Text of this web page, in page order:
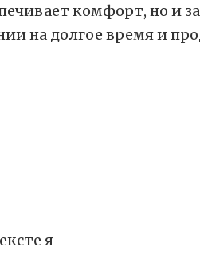
комфорт, но и
на долгое время и
я